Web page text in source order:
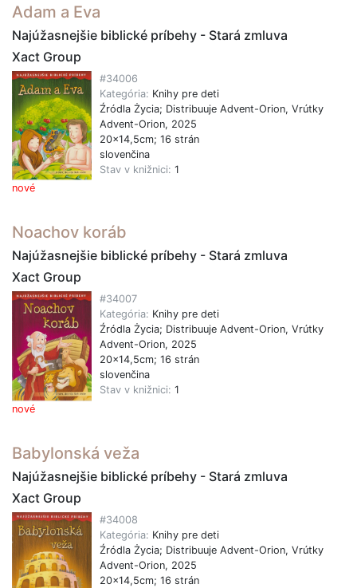
Adam a Eva
Najúžasnejšie biblické príbehy - Stará zmluva
Xact Group
nové
#34006
Kategória: Knihy pre deti
Źródla Życia; Distribuuje Advent-Orion, Vrútky
Advent-Orion, 2025
20x14,5cm; 16 strán
slovenčina
Stav v knižnici: 1
Noachov koráb
Najúžasnejšie biblické príbehy - Stará zmluva
Xact Group
nové
#34007
Kategória: Knihy pre deti
Źródla Życia; Distribuuje Advent-Orion, Vrútky
Advent-Orion, 2025
20x14,5cm; 16 strán
slovenčina
Stav v knižnici: 1
Babylonská veža
Najúžasnejšie biblické príbehy - Stará zmluva
Xact Group
#34008
Kategória: Knihy pre deti
Źródla Życia; Distribuuje Advent-Orion, Vrútky
Advent-Orion, 2025
20x14,5cm; 16 strán